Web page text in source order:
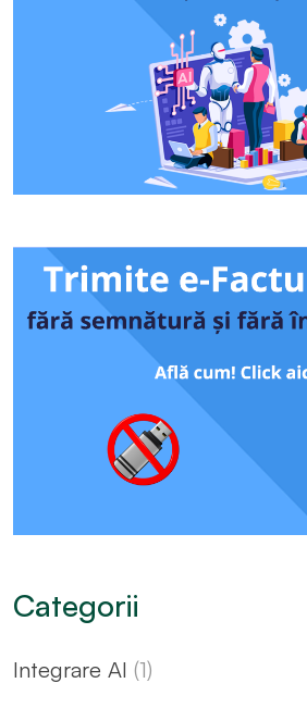
Categorii
Integrare AI (1)